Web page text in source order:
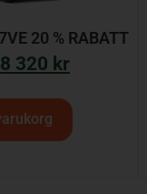
20 % RABATT
8 320 kr